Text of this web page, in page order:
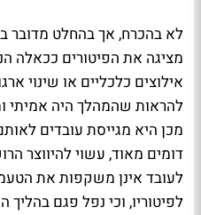
לא בהכרח, אך בהחלט מדובר
מציגה את הפיטורים ככאלה
אילוצים כלכליים או שינוי
להראות שהמהלך היה אמיתי
מכן היא מגייסת עובדים
דומים מאוד, עשוי להיווצר
לעובד אינן משקפות את
לפיטוריו, וכי נפל פגם בהליך